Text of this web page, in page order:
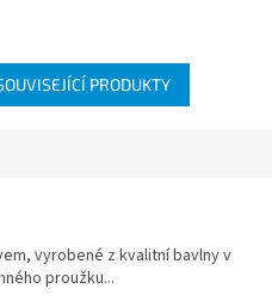
PRODUKTY
vyrobené z kvalitní bavlny v
proužku...